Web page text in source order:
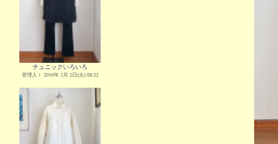
チュニックいろいろ
管理人Ｉ 2016年 2月 2日(火) 08:22